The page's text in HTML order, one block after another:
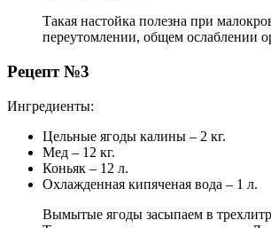
Такая настойка полезна при
переутомлении, общем ослаблении
Рецепт №3
Ингредиенты:
Цельные ягоды калины – 2 кг.
Мед – 12 кг.
Коньяк – 12 л.
Охлажденная кипяченая вода – 1 л.
Вымытые ягоды засыпаем в